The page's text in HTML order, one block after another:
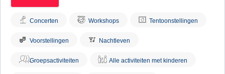
Concerten Workshops Tentoonstellingen
Voorstellingen Nachtleven
Groepsactiviteiten Alle activiteiten met kinderen